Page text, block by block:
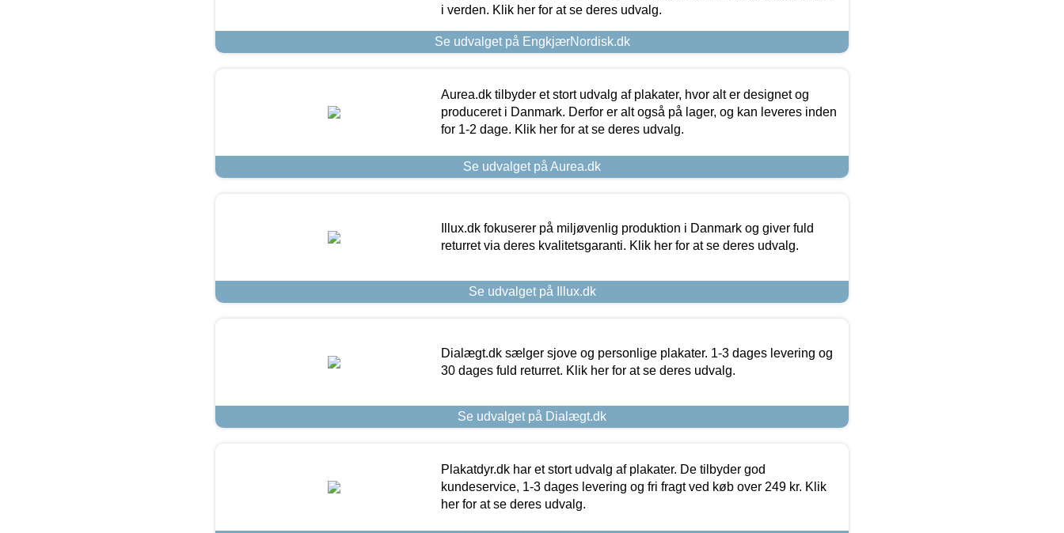
i verden. Klik her for at se deres udvalg.
Se udvalget på EngkjærNordisk.dk
Aurea.dk tilbyder et stort udvalg af plakater, hvor alt er designet og
produceret i Danmark. Derfor er alt også på lager, og kan leveres inden
for 1-2 dage. Klik her for at se deres udvalg.
Se udvalget på Aurea.dk
Illux.dk fokuserer på miljøvenlig produktion i Danmark og giver fuld
returret via deres kvalitetsgaranti. Klik her for at se deres udvalg.
Se udvalget på Illux.dk
Dialægt.dk sælger sjove og personlige plakater. 1-3 dages levering og
30 dages fuld returret. Klik her for at se deres udvalg.
Se udvalget på Dialægt.dk
Plakatdyr.dk har et stort udvalg af plakater. De tilbyder god
kundeservice, 1-3 dages levering og fri fragt ved køb over 249 kr. Klik
her for at se deres udvalg.